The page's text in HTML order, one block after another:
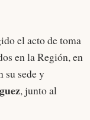
el acto de toma
en la Región, en
su sede y
, junto al